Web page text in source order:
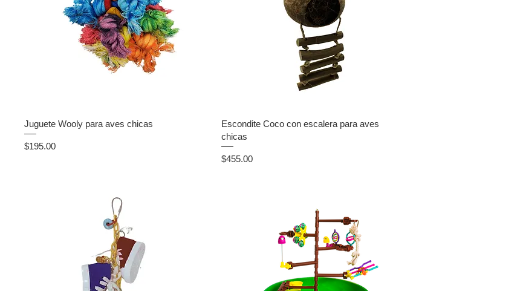
Juguete Wooly para aves chicas
Precio
$195.00
Escondite Coco con escalera para aves
chicas
Precio
$455.00